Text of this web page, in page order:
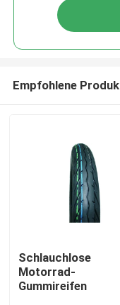
Empfohlene
Schlauchlose
Motorrad-
Gummireifen